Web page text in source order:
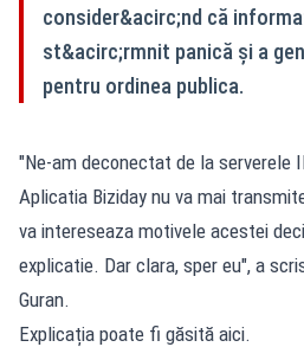
consider&acirc;nd că
st&acirc;rmnit panică și a
pentru ordinea publica.
"Ne-am deconectat de la serverele
Aplicatia Biziday nu va mai
va intereseaza motivele acestei
explicatie. Dar clara, sper eu", a
Guran.
Explicația poate fi găsită aici.